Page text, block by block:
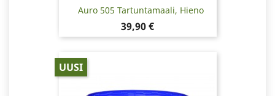
Auro 505 Tartuntamaali, Hieno
Hinta
39,90 €
UUSI